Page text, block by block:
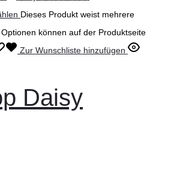
Dieses Produkt weist mehrere
können auf der Produktseite
Zur Wunschliste hinzufügen
Daisy